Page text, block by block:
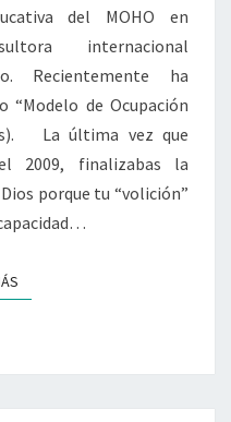
del MOHO en
internacional
Recientemente ha
“Modelo de Ocupación
La última vez que
2009, finalizabas la
porque tu “volición”
LEER MÁS